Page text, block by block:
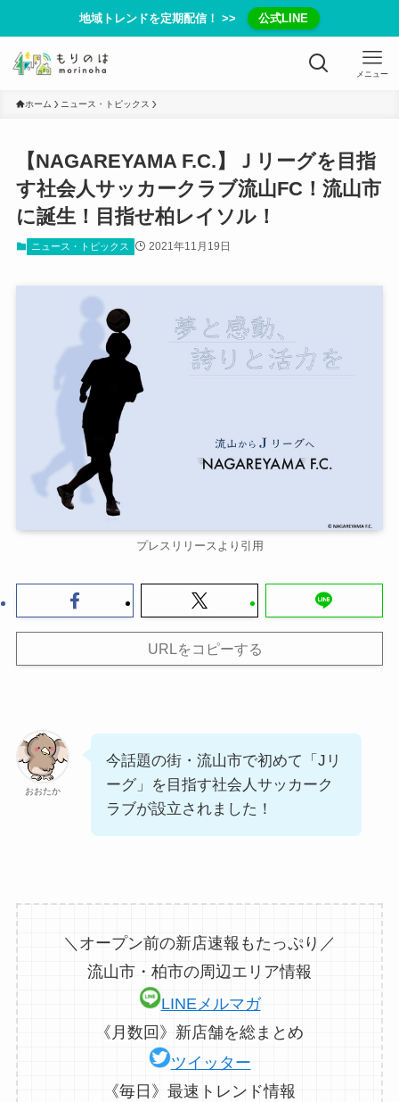
地域トレンドを定期配信！ >> 公式LINE
メニュー
ホーム ニュース・トピックス
【NAGAREYAMA F.C.】Ｊリーグを目指
す社会人サッカークラブ流山FC！流山市
に誕生！目指せ柏レイソル！
ニュース・トピックス 2021年11月19日
プレスリリースより引用
URLをコピーする
おおたか
今話題の街・流山市で初めて「Jリ
ーグ」を目指す社会人サッカーク
ラブが設立されました！
＼オープン前の新店速報もたっぷり／
流山市・柏市の周辺エリア情報
LINEメルマガ
《月数回》新店舗を総まとめ
ツイッター
《毎日》最速トレンド情報